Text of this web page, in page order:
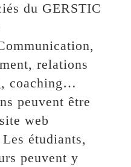
du GERSTIC
relations
coaching…
peuvent être
web
étudiants,
peuvent y